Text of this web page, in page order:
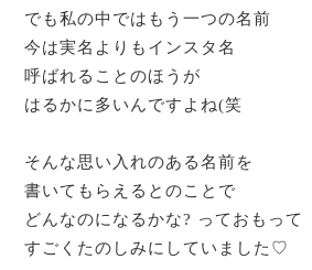
でも私の中ではもう一つの名前
今は実名よりもインスタ名
呼ばれることのほうが
はるかに多いんですよね(笑
そんな思い入れのある名前を
書いてもらえるとのことで
どんなのになるかな? っておもって
すごくたのしみにしていました♡